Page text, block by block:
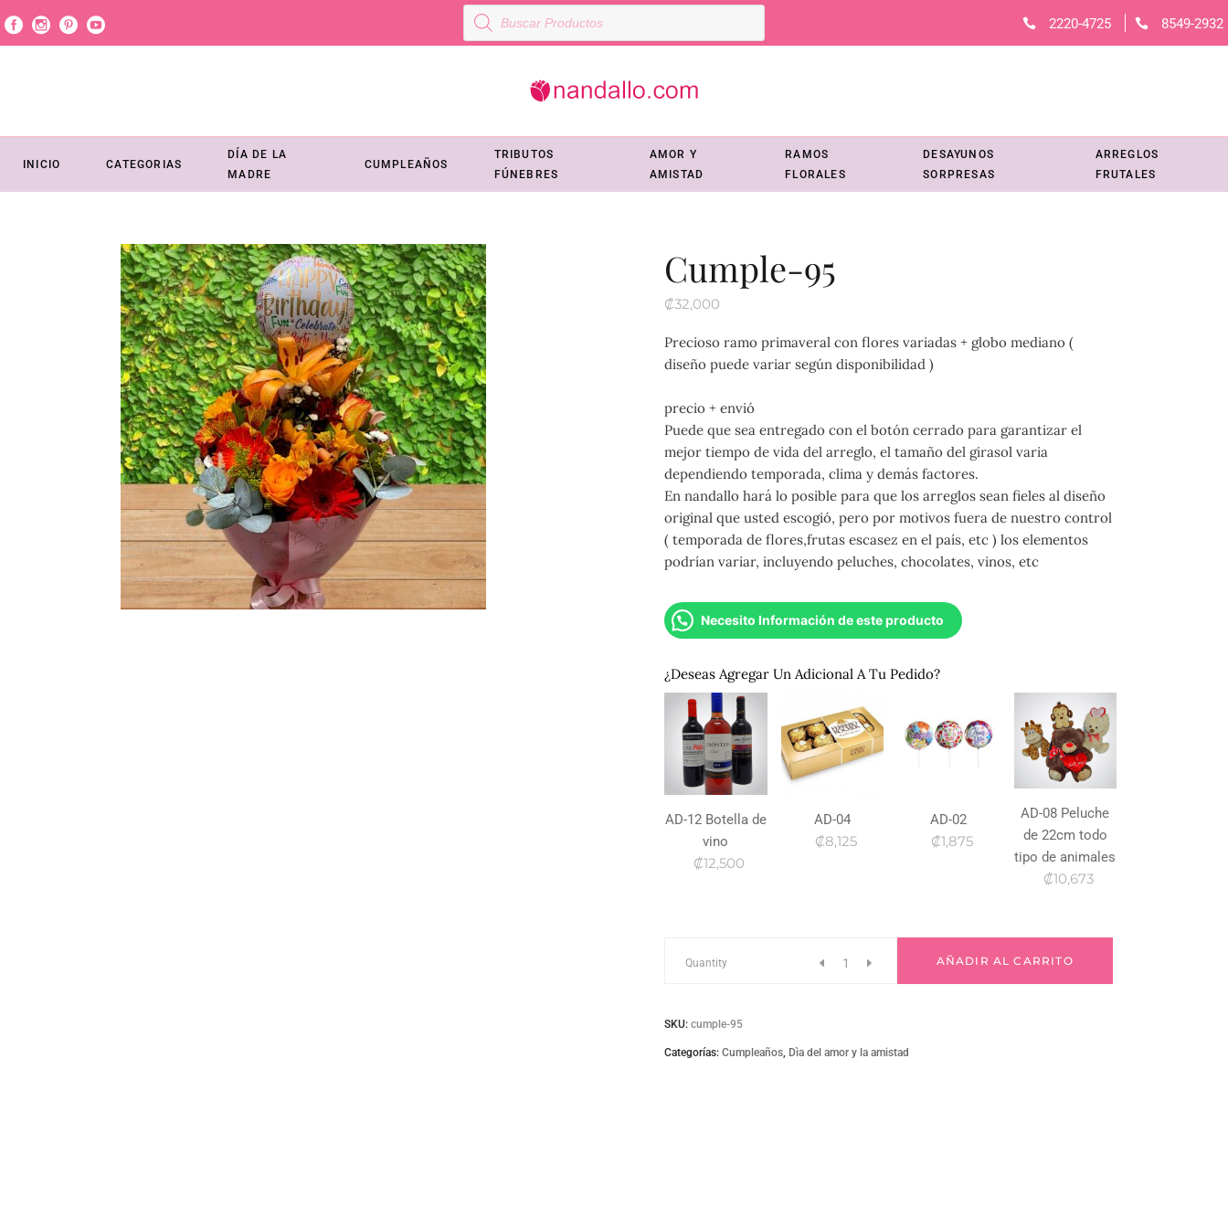
Búsqueda
productos
2220-4725 8549-2932
INICIO CATEGORIAS
DÍA DE LA
MADRE
CUMPLEAÑOS
TRIBUTOS
FÚNEBRES
AMOR Y
AMISTAD
RAMOS
FLORALES
DESAYUNOS
SORPRESAS
ARREGLOS
FRUTALES
Cumple-95
₡32,000
Precioso ramo primaveral con flores variadas + globo mediano (
diseño puede variar según disponibilidad )
precio + envió
Puede que sea entregado con el botón cerrado para garantizar el
mejor tiempo de vida del arreglo, el tamaño del girasol varia
dependiendo temporada, clima y demás factores.
En nandallo hará lo posible para que los arreglos sean fieles al diseño
original que usted escogió, pero por motivos fuera de nuestro control
( temporada de flores,frutas escasez en el país, etc ) los elementos
podrían variar, incluyendo peluches, chocolates, vinos, etc
Necesito Información de este producto
¿Deseas Agregar Un Adicional A Tu Pedido?
AD-12 Botella de
vino
₡12,500
AD-04
₡8,125
AD-02
₡1,875
AD-08 Peluche
de 22cm todo
tipo de animales
₡10,673
Cumple-
quantity
Quantity AÑADIR AL CARRITO
SKU: cumple-95
Categorías: Cumpleaños, Dìa del amor y la amistad